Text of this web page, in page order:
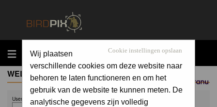
MENU
Sponsored by
Cookie instellingen opslaan
Wij plaatsen
verschillende cookies om deze website naar
behoren te laten functioneren en om het
gebruik van de website te kunnen meten. De
analytische gegevens zijn volledig
WELCOME GUEST
Username: